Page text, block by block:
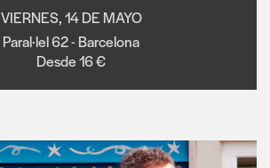
VIERNES, 14 DE MAYO
Paral·lel 62 - Barcelona
Desde 16 €